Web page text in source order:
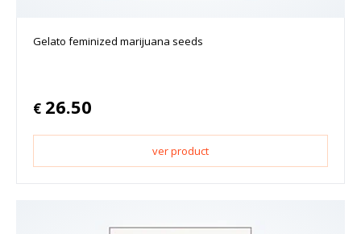
Gelato feminized marijuana seeds
€ 26.50
ver product